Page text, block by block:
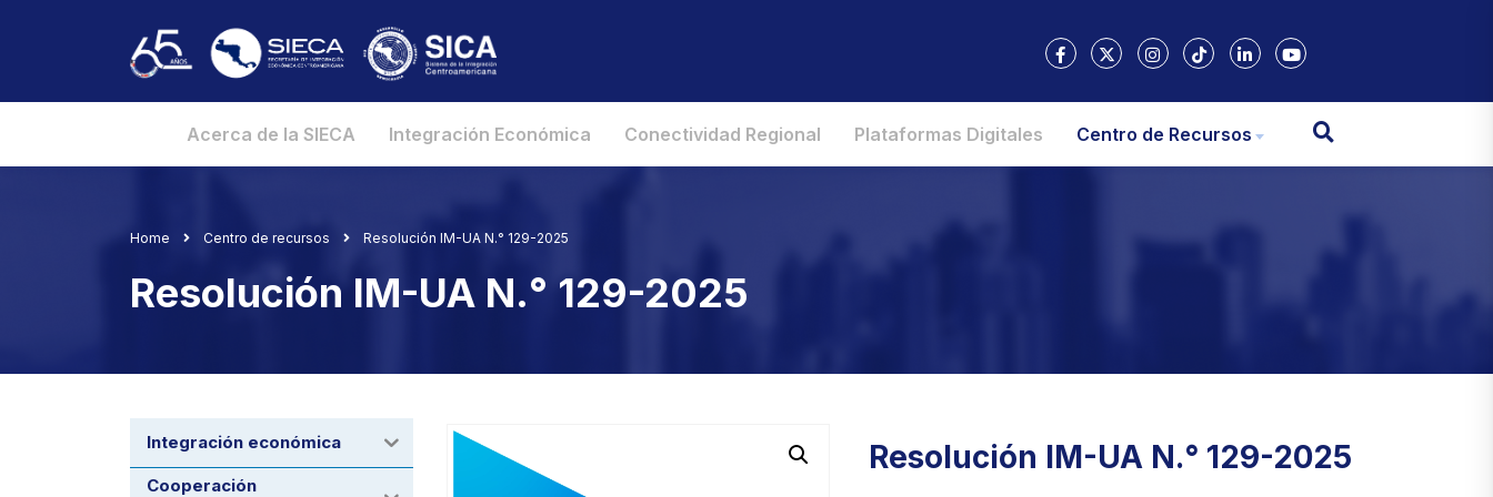
Acerca de la SIECA Integración Económica Conectividad Regional Plataformas Digitales Centro de Recursos
Home Centro de recursos Resolución IM-UA N.° 129-2025
Resolución IM-UA N.° 129-2025
Resolución IM-UA N.° 129-2025
Integración económica
Cooperación